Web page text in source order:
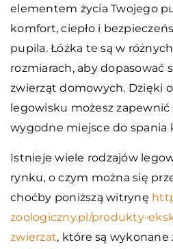
elementem życia Twojego
komfort, ciepło i
pupila. Łóżka te są w
rozmiarach, aby dopasować
zwierząt domowych. Dzięki
legowisku możesz
wygodne miejsce do spania
Istnieje wiele rodzajów
rynku, o czym można się
choćby poniższą witrynę
zoologiczny.pl/produkty-
zwierzat, które są wykonane